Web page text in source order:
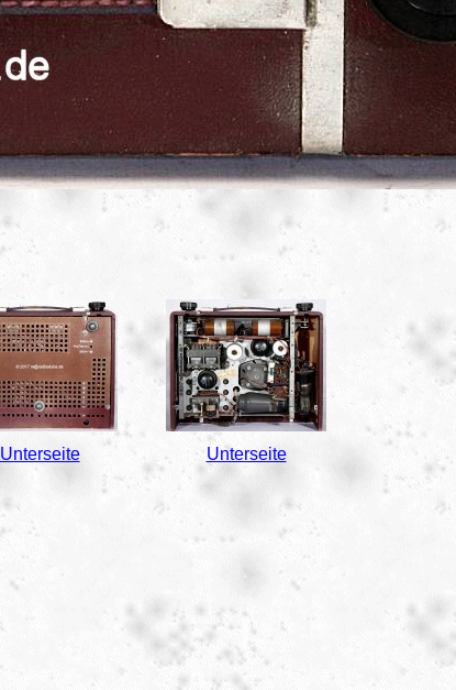
Unterseite Unterseite